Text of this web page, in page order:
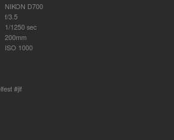
NIKON D700
f/3.5
1/1250 sec
200mm
ISO 1000
jif